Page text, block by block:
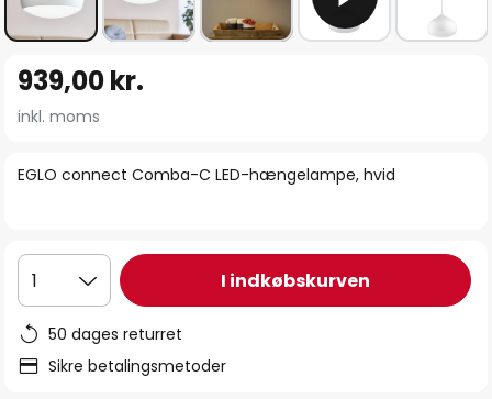
starten
billedgalleriet
EGLO connect Comba-C LED-hængelampe, hvid
939,00 kr.
inkl. moms
1 I indkøbskurven
50 dages returret
Sikre betalingsmetoder